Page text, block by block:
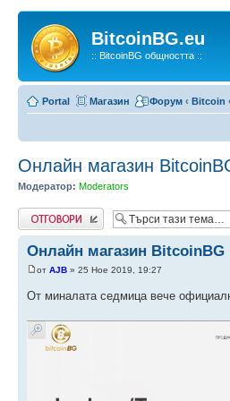
BitcoinBG.eu
:: BitcoinBG общността ::
Portal Магазин Форум ‹ Bitcoin ‹
Онлайн магазин
Модератор: Moderators
Write comments
Онлайн магазин BitcoinBG
от AJB » 25 Ное 2019, 19:27
От миналата седмица вече